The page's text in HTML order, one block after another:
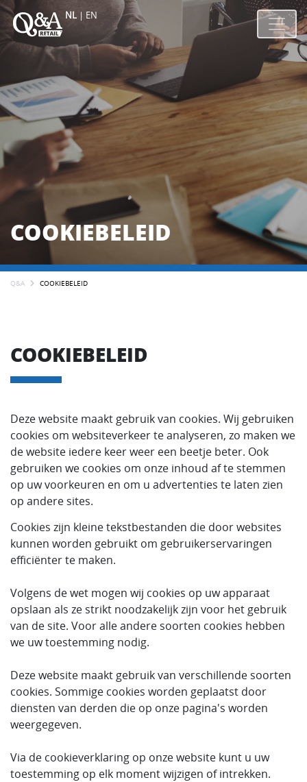
NL | EN
COOKIEBELEID
Q&A COOKIEBELEID
COOKIEBELEID
Deze website maakt gebruik van cookies. Wij gebruiken
cookies om websiteverkeer te analyseren, zo maken we
de website iedere keer weer een beetje beter. Ook
gebruiken we cookies om onze inhoud af te stemmen
op uw voorkeuren en om u advertenties te laten zien
op andere sites.
Cookies zijn kleine tekstbestanden die door websites
kunnen worden gebruikt om gebruikerservaringen
efficiënter te maken.
Volgens de wet mogen wij cookies op uw apparaat
opslaan als ze strikt noodzakelijk zijn voor het gebruik
van de site. Voor alle andere soorten cookies hebben
we uw toestemming nodig.
Deze website maakt gebruik van verschillende soorten
cookies. Sommige cookies worden geplaatst door
diensten van derden die op onze pagina's worden
weergegeven.
Via de cookieverklaring op onze website kunt u uw
toestemming op elk moment wijzigen of intrekken.